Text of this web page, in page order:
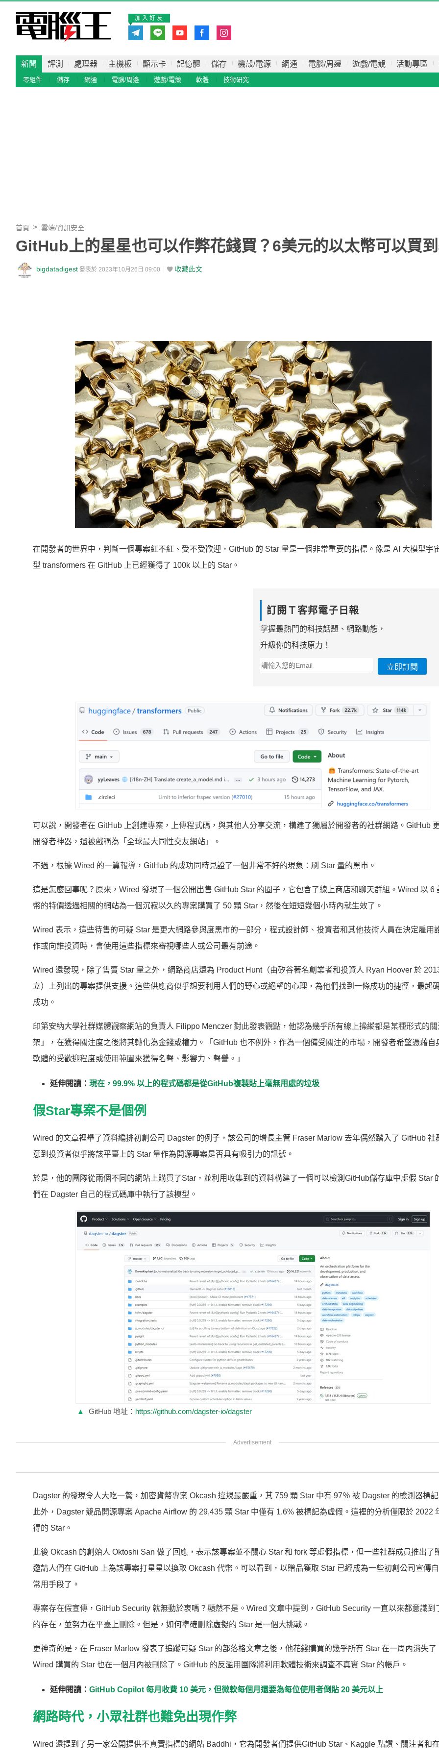
加入好友
新聞 評測 處理器 主機板 顯示卡 記憶體 儲存 機殼/電源 網通 電腦/周邊 遊戲/電競 活動專區
零組件 儲存 網通 電腦/周邊 遊戲/電競 軟體 技術研究
首頁 雲端/資訊安全
GitHub上的星星也可以作弊花錢買？6美元的以太幣可以買
bigdatadigest 發表於 2023年10月26日 09:00 收藏此文
在開發者的世界中，判斷一個專案紅不紅、受不受歡迎，GitHub 的 Star 量是一個非常重要的指標。像是 AI 大模型宇
型 transformers 在 GitHub 上已經獲得了 100k 以上的 Star。
訂閱Ｔ客邦電子日報
掌握最熱門的科技話題、網路動態，
升級你的科技原力！
立即訂閱
可以說，開發者在 GitHub 上創建專案，上傳程式碼，與其他人分享交流，構建了獨屬於開發者的社群網路。GitHub
開發者神器，還被戲稱為「全球最大同性交友網站」。
不過，根據 Wired 的一篇報導，GitHub 的成功同時見證了一個非常不好的現象：刷 Star 量的黑市。
這是怎麼回事呢？原來，Wired 發現了一個公開出售 GitHub Star 的圈子，它包含了線上商店和聊天群組。Wired 以 6
幣的特價透過相關的網站為一個沉寂以久的專案購買了 50 顆 Star，然後在短短幾個小時內就生效了。
Wired 表示，這些待售的可疑 Star 是更大網路參與度黑市的一部分，程式設計師、投資者和其他技術人員在決定雇用
作或向誰投資時，會使用這些指標來審視哪些人或公司最有前途。
Wired 還發現，除了售賣 Star 量之外，網路商店還為 Product Hunt（由矽谷著名創業者和投資人 Ryan Hoover 於
立）上列出的專案提供支援。這些供應商似乎想要利用人們的野心或絕望的心理，為他們找到一條成功的捷徑，最起
成功。
印第安納大學社群媒體觀察網站的負責人 Filippo Menczer 對此發表觀點，他認為幾乎所有線上操縱都是某種形式的
架」，在獲得關注度之後將其轉化為金錢或權力。「GitHub 也不例外，作為一個備受關注的市場，開發者希望憑藉自
軟體的受歡迎程度或使用範圍來獲得名聲、影響力、聲譽。」
延伸閱讀： 現在，99.9% 以上的程式碼都是從GitHub複製貼上毫無用處的垃圾
假Star專案不是個例
Wired 的文章裡舉了資料編排初創公司 Dagster 的例子，該公司的增長主管 Fraser Marlow 去年偶然踏入了 GitHub 社
意到投資者似乎將該平臺上的 Star 量作為開源專案是否具有吸引力的訊號。
於是，他的團隊從兩個不同的網站上購買了Star，並利用收集到的資料構建了一個可以檢測GitHub儲存庫中虛假 Star
們在 Dagster 自己的程式碼庫中執行了該模型。
▲ GitHub 地址： https://github.com/dagster-io/dagster
Dagster 的發現令人大吃一驚，加密貨幣專案 Okcash 違規最嚴重，其 759 顆 Star 中有 97％ 被 Dagster 的檢測器標記
此外，Dagster 競品開源專案 Apache Airflow 的 29,435 顆 Star 中僅有 1.6% 被標記為虛假。這裡的分析僅限於 2022
得的 Star。
此後 Okcash 的創始人 Oktoshi San 做了回應，表示該專案並不關心 Star 和 fork 等虛假指標，但一些社群成員推出了
邀請人們在 GitHub 上為該專案打星星以換取 Okcash 代幣。可以看到，以贈品獲取 Star 已經成為一些初創公司宣傳
常用手段了。
專案存在假宣傳，GitHub Security 就無動於衷嗎？顯然不是。Wired 文章中提到，GitHub Security 一直以來都意識到
的存在，並努力在平臺上刪除。但是，如何準確刪除虛擬的 Star 是一個大挑戰。
更神奇的是，在 Fraser Marlow 發表了追蹤可疑 Star 的部落格文章之後，他花錢購買的幾乎所有 Star 在一周內消失了
Wired 購買的 Star 也在一個月內被刪除了。GitHub 的反濫用團隊將利用軟體技術來調查不真實 Star 的帳戶。
延伸閱讀： GitHub Copilot 每月收費 10 美元，但微軟每個月還要為每位使用者倒貼 20 美元以上
網路時代，小眾社群也難免出現作弊
Wired 還提到了另一家公開提供不真實指標的網站 Baddhi，它為開發者們提供GitHub Star、Kaggle 點讚、關注者和